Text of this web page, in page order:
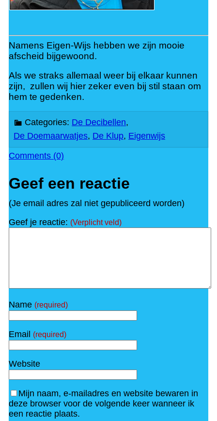
Namens Eigen-Wijs hebben we zijn mooie
afscheid bijgewoond.
Als we straks allemaal weer bij elkaar kunnen
zijn, zullen wij hier zeker even bij stil staan om
hem te gedenken.
Categories: De Decibellen,
De Doemaarwatjes, De Klup, Eigenwijs
Comments (0)
Geef een reactie
(Je email adres zal niet gepubliceerd worden)
Geef je reactie: (Verplicht veld)
Name (required)
Email (required)
Website
Mijn naam, e-mailadres en website bewaren in
deze browser voor de volgende keer wanneer ik
een reactie plaats.